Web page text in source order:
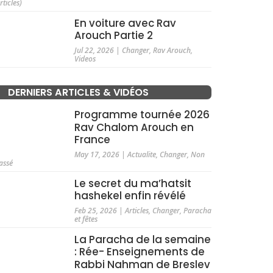
En voiture avec Rav
Arouch Partie 2
Jul 22, 2026| Changer, Rav Arouch,
Videos
DERNIERS ARTICLES & VIDÉOS
Programme tournée 2026
Rav Chalom Arouch en
France
May 17, 2026|Actualite, Changer, Non
Le secret du ma’hatsit
hashekel enfin révélé
Feb 25, 2026|Articles, Changer, Paracha
et fêtes
La Paracha de la semaine
: Rée- Enseignements de
Rabbi Nahman de Breslev